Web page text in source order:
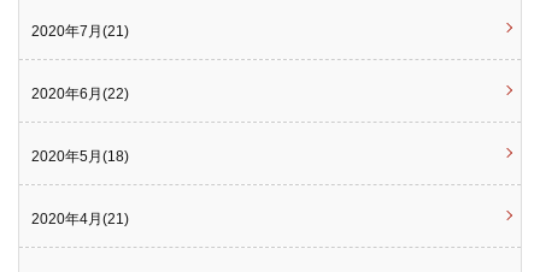
2020年7月(21)
2020年6月(22)
2020年5月(18)
2020年4月(21)